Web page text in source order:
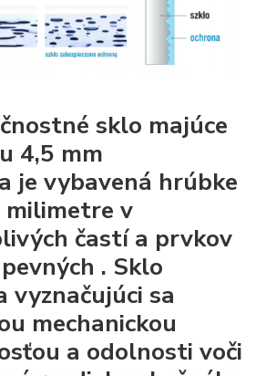
sklo majúce
4,5 mm
je vybavená hrúbke
milimetre v
častí a prvkov
. Sklo
vyznačujúci sa
mechanickou
a odolnosti voči